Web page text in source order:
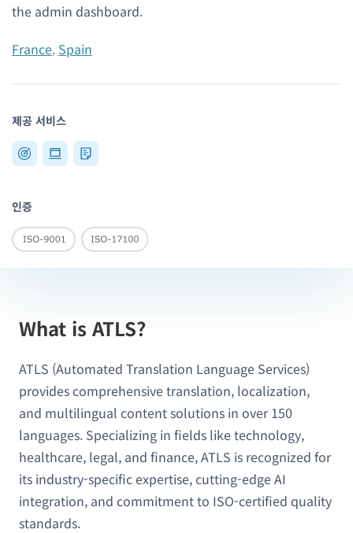
the admin dashboard.
France, Spain
제공 서비스
인증
What is ATLS?
ATLS (Automated Translation Language Services)
provides comprehensive translation, localization,
and multilingual content solutions in over 150
languages. Specializing in fields like technology,
healthcare, legal, and finance, ATLS is recognized for
its industry-specific expertise, cutting-edge AI
integration, and commitment to ISO-certified quality
standards.